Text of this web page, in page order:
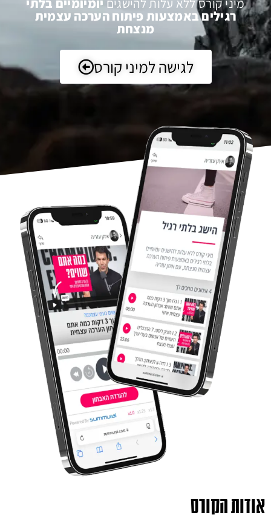
מיני קורס ללא עלות להישגיםיומיומיים בלתי
רגילים באמצעות פיתוח הערכה עצמית
מנצחת
לגישה למיני קורס
אודות הקורס